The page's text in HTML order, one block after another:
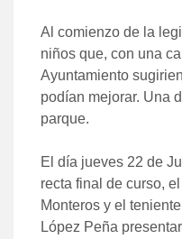
Al comienzo de la
niños que, con una
Ayuntamiento
podían mejorar. Una
parque.
El día jueves 22 de
recta final de curso,
Monteros y el
López Peña